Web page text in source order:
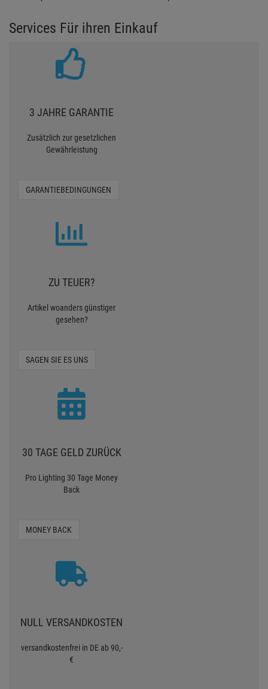
Services Für ihren Einkauf
3 JAHRE GARANTIE
Zusätzlich zur gesetzlichen
Gewährleistung
GARANTIEBEDINGUNGEN
ZU TEUER?
Artikel woanders günstiger
gesehen?
SAGEN SIE ES UNS
30 TAGE GELD ZURÜCK
Pro Lighting 30 Tage Money
Back
MONEY BACK
NULL VERSANDKOSTEN
versandkostenfrei in DE ab 90,-
€